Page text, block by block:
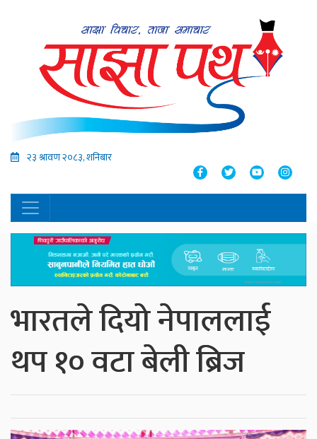
२३ श्रावण २०८३, शनिबार
भारतले दियो नेपाललाई
थप १० वटा बेली ब्रिज